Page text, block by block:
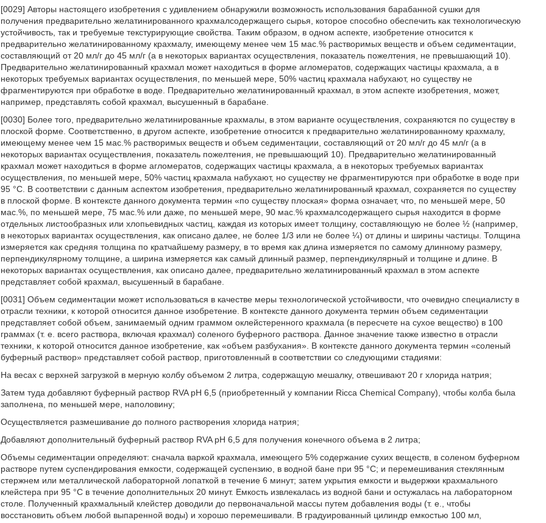
[0029] Авторы настоящего изобретения с удивлением обнаружили возможность использования барабанной сушки для
получения предварительно желатинированного крахмалсодержащего сырья, которое способно обеспечить как технологическую
устойчивость, так и требуемые текстурирующие свойства. Таким образом, в одном аспекте, изобретение относится к
предварительно желатинированному крахмалу, имеющему менее чем 15 мас.% растворимых веществ и объем седиментации,
составляющий от 20 мл/г до 45 мл/г (а в некоторых вариантах осуществления, показатель пожелтения, не превышающий 10).
Предварительно желатинированный крахмал может находиться в форме агломератов, содержащих частицы крахмала, а в
некоторых требуемых вариантах осуществления, по меньшей мере, 50% частиц крахмала набухают, но существу не
фрагментируются при обработке в воде. Предварительно желатинированный крахмал, в этом аспекте изобретения, может,
например, представлять собой крахмал, высушенный в барабане.
[0030] Более того, предварительно желатинированные крахмалы, в этом варианте осуществления, сохраняются по существу в
плоской форме. Соответственно, в другом аспекте, изобретение относится к предварительно желатинированному крахмалу,
имеющему менее чем 15 мас.% растворимых веществ и объем седиментации, составляющий от 20 мл/г до 45 мл/г (а в
некоторых вариантах осуществления, показатель пожелтения, не превышающий 10). Предварительно желатинированный
крахмал может находиться в форме агломератов, содержащих частицы крахмала, а в некоторых требуемых вариантах
осуществления, по меньшей мере, 50% частиц крахмала набухают, но существу не фрагментируются при обработке в воде при
95 °C. В соответствии с данным аспектом изобретения, предварительно желатинированный крахмал, сохраняется по существу
в плоской форме. В контексте данного документа термин «по существу плоская» форма означает, что, по меньшей мере, 50
мас.%, по меньшей мере, 75 мас.% или даже, по меньшей мере, 90 мас.% крахмалсодержащего сырья находится в форме
отдельных листообразных или хлопьевидных частиц, каждая из которых имеет толщину, составляющую не более ½ (например,
в некоторых вариантах осуществления, как описано далее, не более 1/3 или не более ¼) от длины и ширины частицы. Толщина
измеряется как средняя толщина по кратчайшему размеру, в то время как длина измеряется по самому длинному размеру,
перпендикулярному толщине, а ширина измеряется как самый длинный размер, перпендикулярный и толщине и длине. В
некоторых вариантах осуществления, как описано далее, предварительно желатинированный крахмал в этом аспекте
представляет собой крахмал, высушенный в барабане.
[0031] Объем седиментации может использоваться в качестве меры технологической устойчивости, что очевидно специалисту в
отрасли техники, к которой относится данное изобретение. В контексте данного документа термин объем седиментации
представляет собой объем, занимаемый одним граммом оклейстеренного крахмала (в пересчете на сухое вещество) в 100
граммах (т. е. всего раствора, включая крахмал) соленого буферного раствора. Данное значение также известно в отрасли
техники, к которой относится данное изобретение, как «объем разбухания». В контексте данного документа термин «соленый
буферный раствор» представляет собой раствор, приготовленный в соответствии со следующими стадиями:
На весах с верхней загрузкой в мерную колбу объемом 2 литра, содержащую мешалку, отвешивают 20 г хлорида натрия;
Затем туда добавляют буферный раствор RVA pH 6,5 (приобретенный у компании Ricca Chemical Company), чтобы колба была
заполнена, по меньшей мере, наполовину;
Осуществляется размешивание до полного растворения хлорида натрия;
Добавляют дополнительный буферный раствор RVA pH 6,5 для получения конечного объема в 2 литра;
Объемы седиментации определяют: сначала варкой крахмала, имеющего 5% содержание сухих веществ, в соленом буферном
растворе путем суспендирования емкости, содержащей суспензию, в водной бане при 95 °C; и перемешивания стеклянным
стержнем или металлической лабораторной лопаткой в течение 6 минут; затем укрытия емкости и выдержки крахмального
клейстера при 95 °С в течение дополнительных 20 минут. Емкость извлекалась из водной бани и остужалась на лабораторном
столе. Полученный крахмальный клейстер доводили до первоначальной массы путем добавления воды (т. е., чтобы
восстановить объем любой выпаренной воды) и хорошо перемешивали. В градуированный цилиндр емкостью 100 мл,